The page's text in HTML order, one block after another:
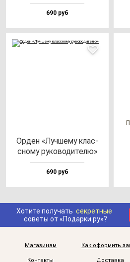
690 руб
Орден «Луч­ше­му клас­
сно­му ру­ко­во­ди­те­лю»
690 руб
Хотите получать секретные
советы от «Подарки.ру»?
Магазинам Как оформить
Контакты Доставка